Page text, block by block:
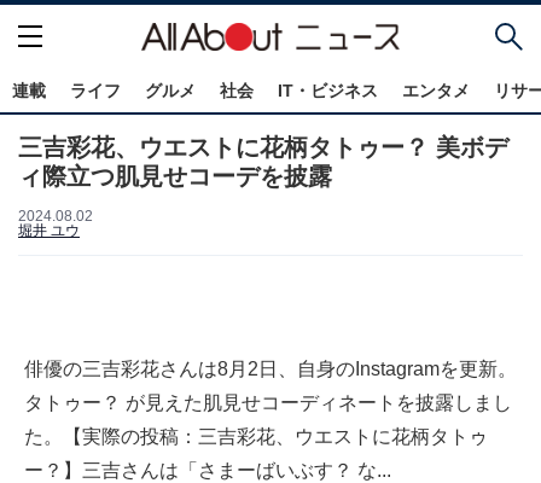
連載 ライフ グルメ 社会 IT・ビジネス エンタメ リサ
三吉彩花、ウエストに花柄タトゥー？ 美ボデ
ィ際立つ肌見せコーデを披露
2024.08.02
堀井 ユウ
俳優の三吉彩花さんは8月2日、自身のInstagramを更新。
タトゥー？ が見えた肌見せコーディネートを披露しまし
た。【実際の投稿：三吉彩花、ウエストに花柄タトゥ
ー？】三吉さんは「さまーばいぶす？ な...